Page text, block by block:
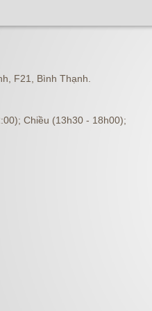
F21, Bình Thạnh.
Chiều (13h30 - 18h00);